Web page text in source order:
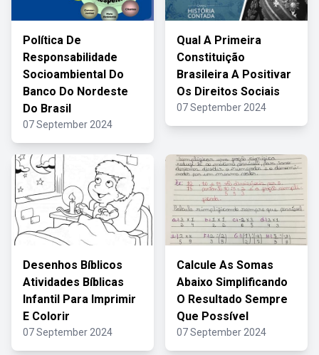
Política De
Responsabilidade
Socioambiental Do
Banco Do Nordeste
Do Brasil
07 September 2024
Qual A Primeira
Constituição
Brasileira A Positivar
Os Direitos Sociais
07 September 2024
Desenhos Bíblicos
Atividades Bíblicas
Infantil Para Imprimir
E Colorir
07 September 2024
Calcule As Somas
Abaixo Simplificando
O Resultado Sempre
Que Possível
07 September 2024